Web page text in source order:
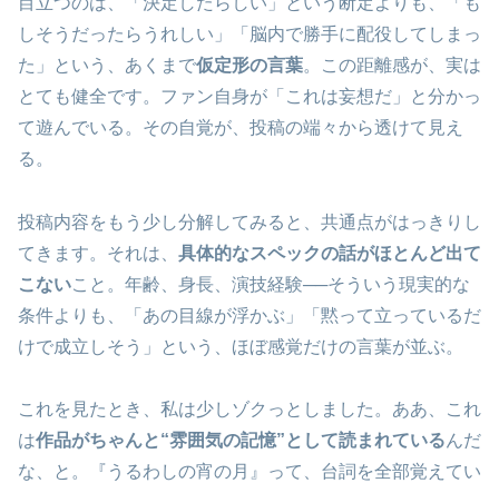
しそうだったらうれしい」「脳内で勝手に配役してしまっ
た」という、あくまで仮定形の言葉。この距離感が、実は
とても健全です。ファン自身が「これは妄想だ」と分かっ
て遊んでいる。その自覚が、投稿の端々から透けて見え
る。
投稿内容をもう少し分解してみると、共通点がはっきりし
てきます。それは、 具体的なスペックの話がほとんど出て
こないこと。年齢、身長、演技経験──そういう現実的な
条件よりも、「あの目線が浮かぶ」「黙って立っているだ
けで成立しそう」という、ほぼ感覚だけの言葉が並ぶ。
これを見たとき、私は少しゾクっとしました。ああ、これ
は作品がちゃんと“雰囲気の記憶”として読まれているんだ
な、と。『うるわしの宵の月』って、台詞を全部覚えてい